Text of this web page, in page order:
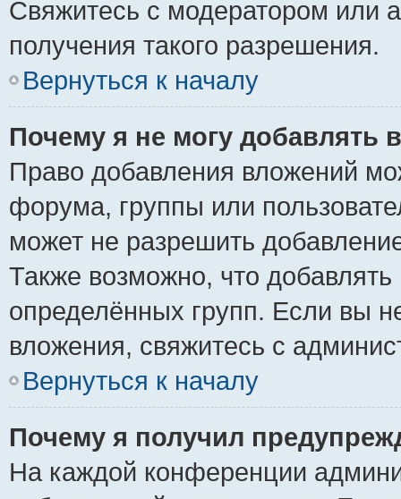
Свяжитесь с модератором или
получения такого разрешения.
Вернуться к началу
Почему я не могу добавлять
Право добавления вложений
форума, группы или
может не разрешить
Также возможно, что
определённых групп. Если вы
вложения, свяжитесь с
Вернуться к началу
Почему я получил
На каждой конференции